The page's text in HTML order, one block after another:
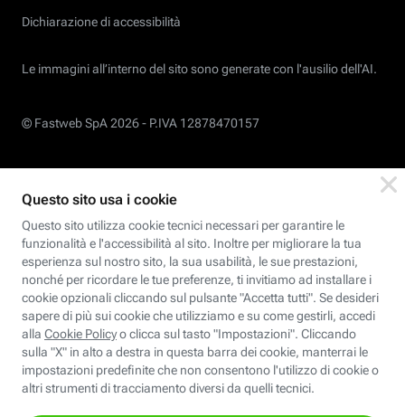
Dichiarazione di accessibilità
Le immagini all’interno del sito sono generate con l'ausilio dell'AI.
© Fastweb SpA 2026 - P.IVA 12878470157